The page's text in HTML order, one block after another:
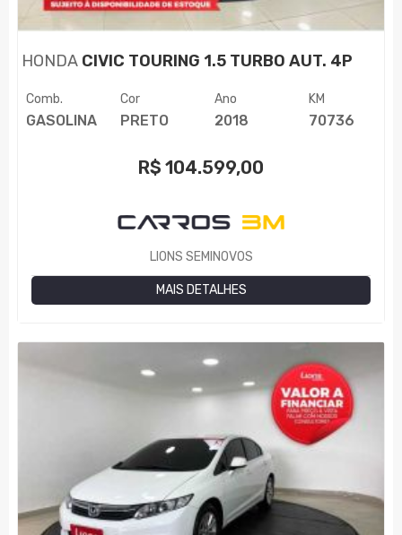
HONDA CIVIC TOURING 1.5 TURBO AUT. 4P
Comb.
GASOLINA
Cor
PRETO
Ano
2018
KM
70736
R$ 104.599,00
LIONS SEMINOVOS
MAIS DETALHES